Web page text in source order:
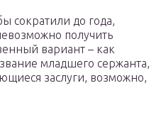
сократили до года,
получить
вариант – как
младшего сержанта,
заслуги, возможно,